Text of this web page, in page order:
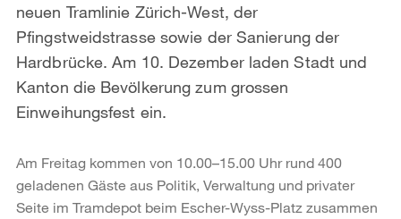
neuen Tramlinie Zürich-West, der
Pfingstweidstrasse sowie der Sanierung der
Hardbrücke. Am 10. Dezember laden Stadt und
Kanton die Bevölkerung zum grossen
Einweihungsfest ein.
Am Freitag kommen von 10.00–15.00 Uhr rund 400
geladenen Gäste aus Politik, Verwaltung und privater
Seite im Tramdepot beim Escher-Wyss-Platz zusammen